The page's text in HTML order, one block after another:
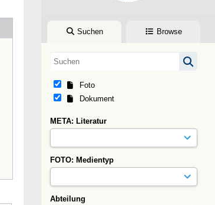
Suchen Browse
Foto
Dokument
META: Literatur
FOTO: Medientyp
Abteilung